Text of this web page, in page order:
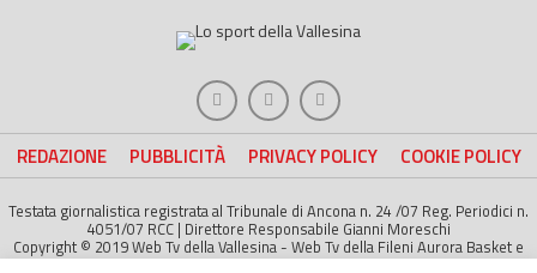
REDAZIONE PUBBLICITÀ PRIVACY POLICY COOKIE POLICY
Testata giornalistica registrata al Tribunale di Ancona n. 24 /07 Reg. Periodici n.
4051/07 RCC | Direttore Responsabile Gianni Moreschi
Copyright © 2019 Web Tv della Vallesina - Web Tv della Fileni Aurora Basket e
della Jesina Calcio. All right Reserved | Project byLife Color